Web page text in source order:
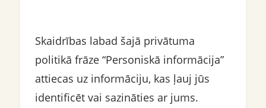
Skaidrības labad šajā privātuma
politikā frāze “Personiskā informācija”
attiecas uz informāciju, kas ļauj jūs
identificēt vai sazināties ar jums.